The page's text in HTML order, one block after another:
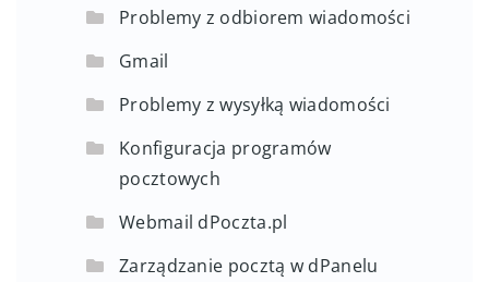
Problemy z odbiorem wiadomości
Gmail
Problemy z wysyłką wiadomości
Konfiguracja programów
pocztowych
Webmail dPoczta.pl
Zarządzanie pocztą w dPanelu